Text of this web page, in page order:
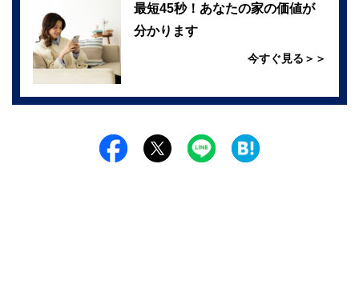
最短45秒！あなたの家の価値が
分かります
今すぐ見る＞＞